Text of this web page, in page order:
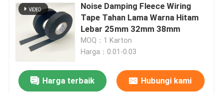
Produk
Video
Tampilan VR
Noise Damping Fleece Wiring
Tape Tahan Lama Warna Hitam
Lebar 25mm 32mm 38mm
MOQ：1 Karton
Harga：0.01-0.03
Harga terbaik Hubungi kami